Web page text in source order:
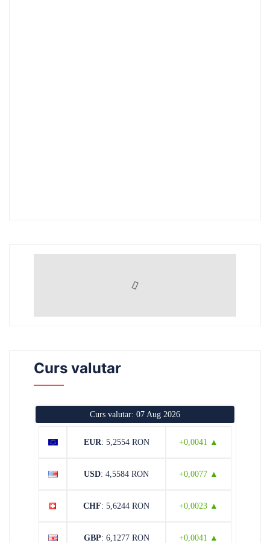
Curs valutar
Curs valutar: 07 Aug 2026
EUR: 5,2554 RON +0,0041 ▲
USD: 4,5584 RON +0,0077 ▲
CHF: 5,6244 RON +0,0023 ▲
GBP: 6,1277 RON +0,0041 ▲